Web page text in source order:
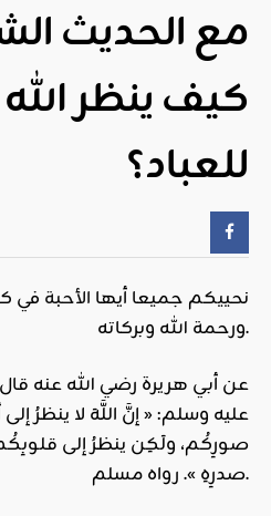
مع الحديث
كيف ينظر
للعباد؟
نحييكم جميعا أيها الأحبة في
ورحمة الله وبركاته.
عن أبي هريرة رضي الله عنه
عليه وسلم: « إنَّ اللَّهَ لا ينظرُ
صورِكُم، ولَكِن ينظرُ إلى
صدرِهِ ». رواه مسلم.